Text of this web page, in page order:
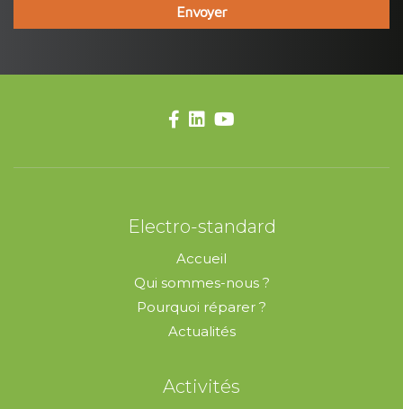
Electro-standard
Accueil
Qui sommes-nous ?
Pourquoi réparer ?
Actualités
Activités